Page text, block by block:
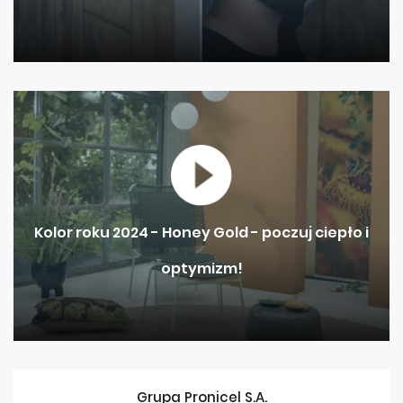
Kolor roku 2024 - Honey Gold - poczuj ciepło i
optymizm!